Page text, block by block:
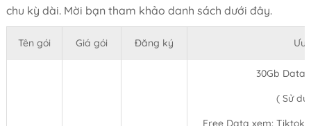
chu kỳ dài. Mời bạn tham khảo danh sách dưới đây.
Tên gói Giá gói Đăng ký Ưu
30Gb Data
( Sử
Free Data xem: Tiktok,